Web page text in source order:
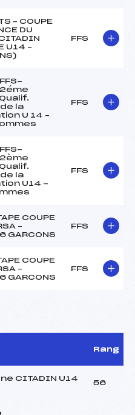
– COUPE
DU
U14 –
FFS
la
U 14 –
FFS
la
U14 -
FFS
COUPE
–
GARCONS
FFS
COUPE
–
GARCONS
FFS
Rang
CITADIN U14
56